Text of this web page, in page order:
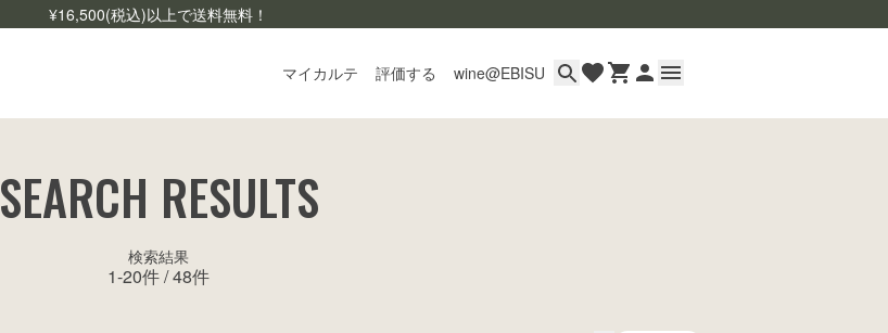
¥16,500(税込)以上で送料無料！
マイカルテ 評価する wine@EBISU
SEARCH RESULTS
検索結果
1-20件 /48件